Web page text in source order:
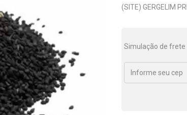
(SITE) GERGELIM
Simulação de frete